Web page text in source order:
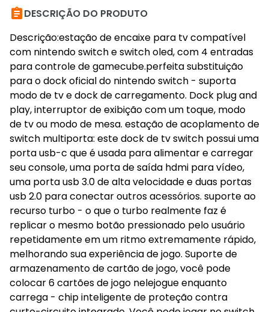
DESCRIÇÃO DO PRODUTO
Descrição:estação de encaixe para tv compatível
com nintendo switch e switch oled, com 4 entradas
para controle de gamecube.perfeita substituição
para o dock oficial do nintendo switch - suporta
modo de tv e dock de carregamento. Dock plug and
play, interruptor de exibição com um toque, modo
de tv ou modo de mesa. estação de acoplamento de
switch multiporta: este dock de tv switch possui uma
porta usb-c que é usada para alimentar e carregar
seu console, uma porta de saída hdmi para vídeo,
uma porta usb 3.0 de alta velocidade e duas portas
usb 2.0 para conectar outros acessórios. suporte ao
recurso turbo - o que o turbo realmente faz é
replicar o mesmo botão pressionado pelo usuário
repetidamente em um ritmo extremamente rápido,
melhorando sua experiência de jogo. Suporte de
armazenamento de cartão de jogo, você pode
colocar 6 cartões de jogo nelejogue enquanto
carrega - chip inteligente de proteção contra